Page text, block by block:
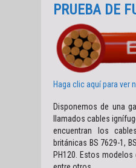
PRUEBA DE
Haga clic aquí para ver
Disponemos de una
llamados cables
encuentran los
británicas BS 7629-1,
PH120. Estos modelos